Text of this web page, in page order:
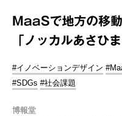
MaaSで地方の移
「ノッカルあさひ
#イノベーションデザイン
#SDGs #社会課題
博報堂